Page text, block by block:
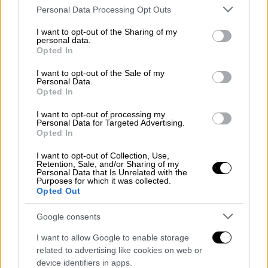
Please note that this website/app uses one or more Google
not limited to your visit or usage behaviour. You may click to
grant or deny consent to Google and its third-party tags to
use your data for below specified purposes in below Google
consent section.
Personal Data Processing Opt Outs
I want to opt-out of the Sharing of my
personal data.
Opted In
I want to opt-out of the Sale of my
Personal Data.
Opted In
I want to opt-out of processing my
Personal Data for Targeted Advertising.
Opted In
I want to opt-out of Collection, Use,
Retention, Sale, and/or Sharing of my
Personal Data that Is Unrelated with the
Purposes for which it was collected.
Opted Out
Google consents
I want to allow Google to enable storage
related to advertising like cookies on web or
device identifiers in apps.
προημιτελικά. Την πρόκριση στα πλέι οφ του
ήττα.
δημιουργία στην εκκίνηση του αγώνα, με την
ομάδα των βορείων προαστίων να έχει την
πρώτη καλή στιγμή στο 11’ με μία σέντρα-
σουτ του Ζέρσον Σόουζα που έδιωξε ο
Κότσαρης. Στο 20’ το Τριφύλλι βγήκε ωραία
στην επίθεση, ο Μλαντένοβιτς έκανε το
overlap, τροφοδοτήθηκε από τον
Τζούριτσιτς κι έκανε την σέντρα, αλλά ο
Μπακασέτας με προβολή έστειλε την μπάλα
άουτ, ενώ στο 23’ η κεφαλιά του Ίνγκασον
έπειτα από κόρνερ του Μπακασέτα κόπηκε
από τον Ούγκο Σόουζα.